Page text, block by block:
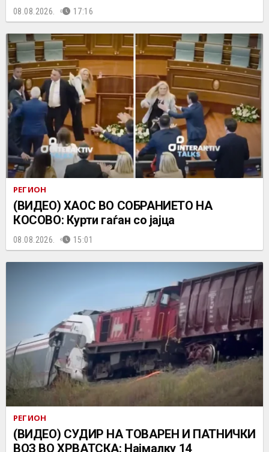
08.08.2026. 17:16
РЕГИОН
(ВИДЕО) ХАОС ВО СОБРАНИЕТО НА
КОСОВО: Курти гаѓан со јајца
08.08.2026. 15:01
РЕГИОН
(ВИДЕО) СУДИР НА ТОВАРЕН И ПАТНИЧКИ
ВОЗ ВО ХРВАТСКА: Најмалку 14